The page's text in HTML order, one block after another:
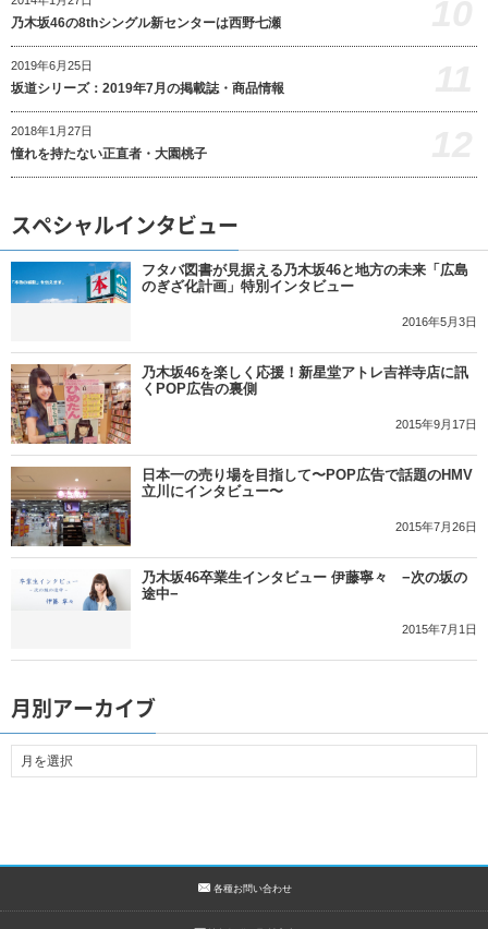
乃木坂46の8thシングル新センターは西野七瀬
2019年6月25日
坂道シリーズ：2019年7月の掲載誌・商品情報
2018年1月27日
憧れを持たない正直者・大園桃子
スペシャルインタビュー
フタバ図書が見据える乃木坂46と地方の未来「広島
のぎざ化計画」特別インタビュー
2016年5月3日
乃木坂46を楽しく応援！新星堂アトレ吉祥寺店に訊
くPOP広告の裏側
2015年9月17日
日本一の売り場を目指して〜POP広告で話題のHMV
立川にインタビュー〜
2015年7月26日
乃木坂46卒業生インタビュー 伊藤寧々 −次の坂の
途中−
2015年7月1日
月別アーカイブ
各種お問い合わせ